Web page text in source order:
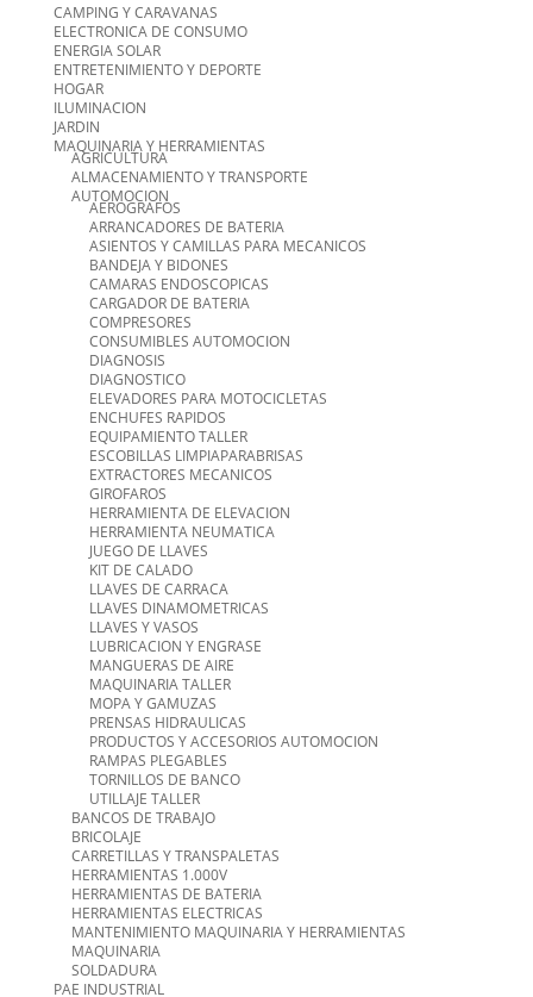
CAMPING Y CARAVANAS
ELECTRONICA DE CONSUMO
ENERGIA SOLAR
ENTRETENIMIENTO Y DEPORTE
HOGAR
ILUMINACION
JARDIN
MAQUINARIA Y HERRAMIENTAS
AGRICULTURA
ALMACENAMIENTO Y TRANSPORTE
AUTOMOCION
AEROGRAFOS
ARRANCADORES DE BATERIA
ASIENTOS Y CAMILLAS PARA MECANICOS
BANDEJA Y BIDONES
CAMARAS ENDOSCOPICAS
CARGADOR DE BATERIA
COMPRESORES
CONSUMIBLES AUTOMOCION
DIAGNOSIS
DIAGNOSTICO
ELEVADORES PARA MOTOCICLETAS
ENCHUFES RAPIDOS
EQUIPAMIENTO TALLER
ESCOBILLAS LIMPIAPARABRISAS
EXTRACTORES MECANICOS
GIROFAROS
HERRAMIENTA DE ELEVACION
HERRAMIENTA NEUMATICA
JUEGO DE LLAVES
KIT DE CALADO
LLAVES DE CARRACA
LLAVES DINAMOMETRICAS
LLAVES Y VASOS
LUBRICACION Y ENGRASE
MANGUERAS DE AIRE
MAQUINARIA TALLER
MOPA Y GAMUZAS
PRENSAS HIDRAULICAS
PRODUCTOS Y ACCESORIOS AUTOMOCION
RAMPAS PLEGABLES
TORNILLOS DE BANCO
UTILLAJE TALLER
BANCOS DE TRABAJO
BRICOLAJE
CARRETILLAS Y TRANSPALETAS
HERRAMIENTAS 1.000V
HERRAMIENTAS DE BATERIA
HERRAMIENTAS ELECTRICAS
MANTENIMIENTO MAQUINARIA Y HERRAMIENTAS
MAQUINARIA
SOLDADURA
PAE INDUSTRIAL